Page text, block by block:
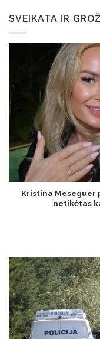
SVEIKATA IR
Kristina Meseguer
netikėtas